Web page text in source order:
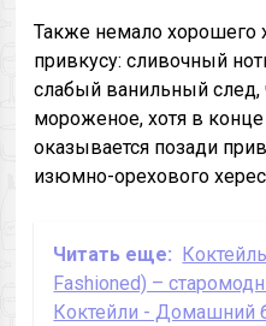
Также немало хорошего
привкусу: сливочный
слабый ванильный след,
мороженое, хотя в
оказывается позади
изюмно-орехового
Читать еще:
Fashioned) –
Коктейли - Домашний